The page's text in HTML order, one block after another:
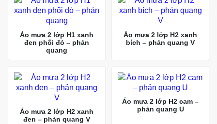
Áo mưa 2 lớp H1 xanh
đen phối đỏ – phản
quang
Áo mưa 2 lớp H2 xanh
bích – phản quang V
Áo mưa 2 lớp H2 xanh
đen – phản quang V
Áo mưa 2 lớp H2 cam –
phản quang U